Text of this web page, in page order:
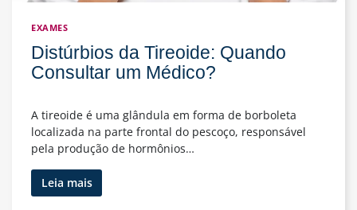
EXAMES
Distúrbios da Tireoide: Quando
Consultar um Médico?
A tireoide é uma glândula em forma de borboleta
localizada na parte frontal do pescoço, responsável
pela produção de hormônios…
Leia maisDistúrbios
da